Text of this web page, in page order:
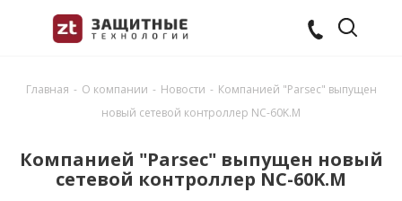
Главная - О компании - Новости - Компанией "Parsec" выпущен
новый сетевой контроллер NC-60K.M
Компанией "Parsec" выпущен новый
сетевой контроллер NC-60K.M